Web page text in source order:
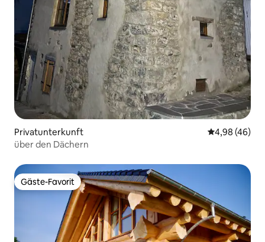
Privatunterkunft
4,98 (46)
über den Dächern
Gäste-Favorit
Gäste-Favorit